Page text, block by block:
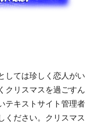
しては珍しく恋人がい
クリスマスを過ごすん
テキストサイト管理者
ください。クリスマス